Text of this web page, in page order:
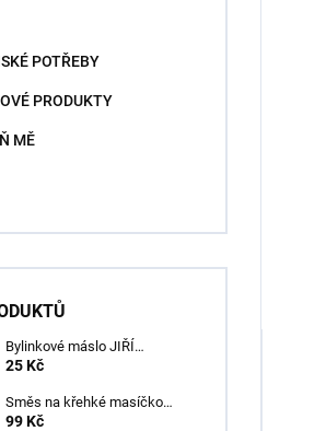
POTŘEBY
PRODUKTY
MĚ
Bylinkové máslo JIŘÍ
ČERVENKA 50 g
25 Kč
Směs na křehké masíčko
ŠON 125 g
99 Kč